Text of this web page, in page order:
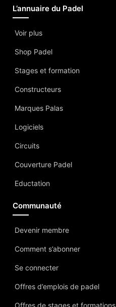
L’annuaire du Padel
Voir plus
Shop Padel
Stages et formation
Constructeurs
Marques Palas
Logiciels
Circuits
Couverture Padel
Eductation
Communauté
Devenir membre
Comment s’abonner
Se connecter
Offres d’emplois de padel